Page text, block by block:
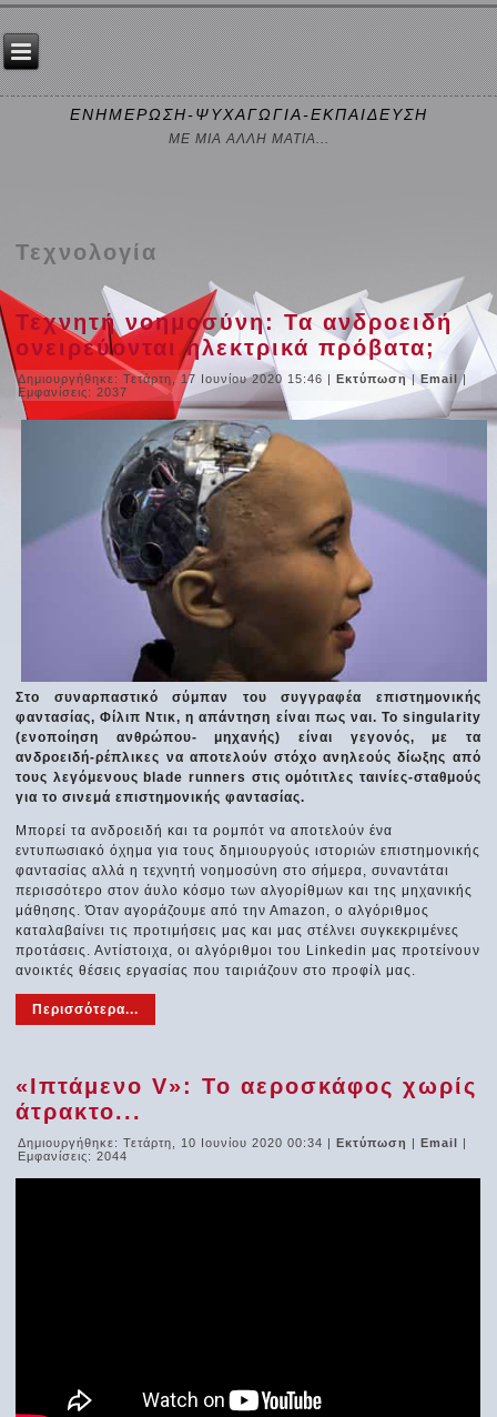
ΕΝΗΜΕΡΩΣΗ-ΨΥΧΑΓΩΓΙΑ-ΕΚΠΑΙΔΕΥΣΗ
ΜΕ ΜΙΑ ΑΛΛΗ ΜΑΤΙΑ...
Τεχνολογία
Τεχνητή νοημοσύνη: Τα ανδροειδή
ονειρεύονται ηλεκτρικά πρόβατα;
Δημιουργήθηκε: Τετάρτη, 17 Ιουνίου 2020 15:46 |Εκτύπωση|Email|
Εμφανίσεις: 2037
Στο συναρπαστικό σύμπαν του συγγραφέα επιστημονικής
φαντασίας, Φίλιπ Ντικ, η απάντηση είναι πως ναι. Το singularity
(ενοποίηση ανθρώπου- μηχανής) είναι γεγονός, με τα
ανδροειδή-ρέπλικες να αποτελούν στόχο ανηλεούς δίωξης από
τους λεγόμενους blade runners στις ομότιτλες ταινίες-σταθμούς
για το σινεμά επιστημονικής φαντασίας.
Μπορεί τα ανδροειδή και τα ρομπότ να αποτελούν ένα
εντυπωσιακό όχημα για τους δημιουργούς ιστοριών επιστημονικής
φαντασίας αλλά η τεχνητή νοημοσύνη στο σήμερα, συναντάται
περισσότερο στον άυλο κόσμο των αλγορίθμων και της μηχανικής
μάθησης. Όταν αγοράζουμε από την Αmazon, o αλγόριθμος
καταλαβαίνει τις προτιμήσεις μας και μας στέλνει συγκεκριμένες
προτάσεις. Αντίστοιχα, οι αλγόριθμοι του Linkedin μας προτείνουν
ανοικτές θέσεις εργασίας που ταιριάζουν στο προφίλ μας.
Περισσότερα...
«Ιπτάμενο V»: Το αεροσκάφος χωρίς
άτρακτο...
Δημιουργήθηκε: Τετάρτη, 10 Ιουνίου 2020 00:34 |Εκτύπωση |Email |
Εμφανίσεις: 2044